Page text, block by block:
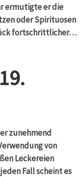
ermutigte er die
oder Spirituosen
fortschrittlicher…
zunehmend
von
Leckereien
Fall scheint es